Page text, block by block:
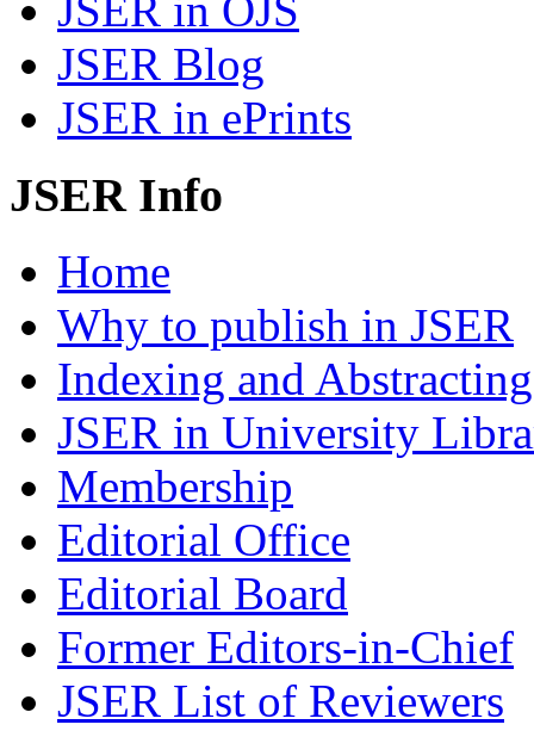
JSER Blog
JSER in ePrints
JSER Info
Home
Why to publish in JSER
Indexing and Abstracting
JSER in University
Membership
Editorial Office
Editorial Board
Former Editors-in-Chief
JSER List of Reviewers